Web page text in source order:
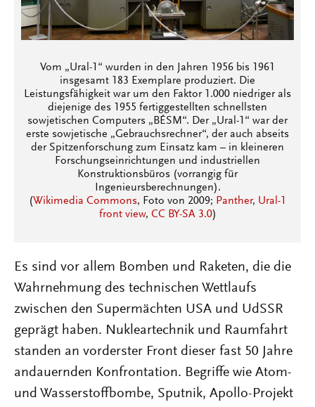
Vom „Ural-1“ wurden in den Jahren 1956 bis 1961
insgesamt 183 Exemplare produziert. Die
Leistungsfähigkeit war um den Faktor 1.000 niedriger als
diejenige des 1955 fertiggestellten schnellsten
sowjetischen Computers „BĖSM“. Der „Ural-1“ war der
erste sowjetische „Gebrauchsrechner“, der auch abseits
der Spitzenforschung zum Einsatz kam – in kleineren
Forschungseinrichtungen und industriellen
Konstruktionsbüros (vorrangig für
Ingenieursberechnungen).
(Wikimedia Commons, Foto von 2009; Panther, Ural-1
front view, CC BY-SA 3.0)
Es sind vor allem Bomben und Raketen, die die
Wahrnehmung des technischen Wettlaufs
zwischen den Supermächten USA und UdSSR
geprägt haben. Nukleartechnik und Raumfahrt
standen an vorderster Front dieser fast 50 Jahre
andauernden Konfrontation. Begriffe wie Atom-
und Wasserstoffbombe, Sputnik, Apollo-Projekt